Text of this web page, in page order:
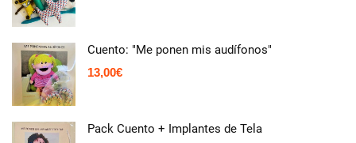
Cuento: "Me ponen mis audífonos"
13,00€
Pack Cuento + Implantes de Tela